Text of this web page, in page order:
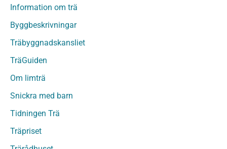
Fanerträ Obehandlat
Träpanel och Utvändig beklädnad Behandlat
Träpanel och utvändig beklädnad Obehandlat
Trägolv
Sågat virke
Sågat virke Behandlat
Övriga träprodukter
Information om trä
Byggbeskrivningar
Träbyggnadskansliet
TräGuiden
Om limträ
Snickra med barn
Tidningen Trä
Träpriset